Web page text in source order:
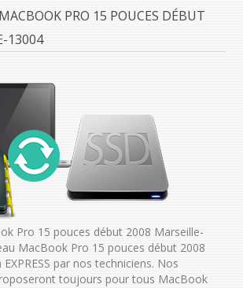
PRO 15 POUCES DÉBUT
13004
Pro 15 pouces début 2008 Marseille-
MacBook Pro 15 pouces début 2008
par nos techniciens. Nos
toujours pour tous MacBook